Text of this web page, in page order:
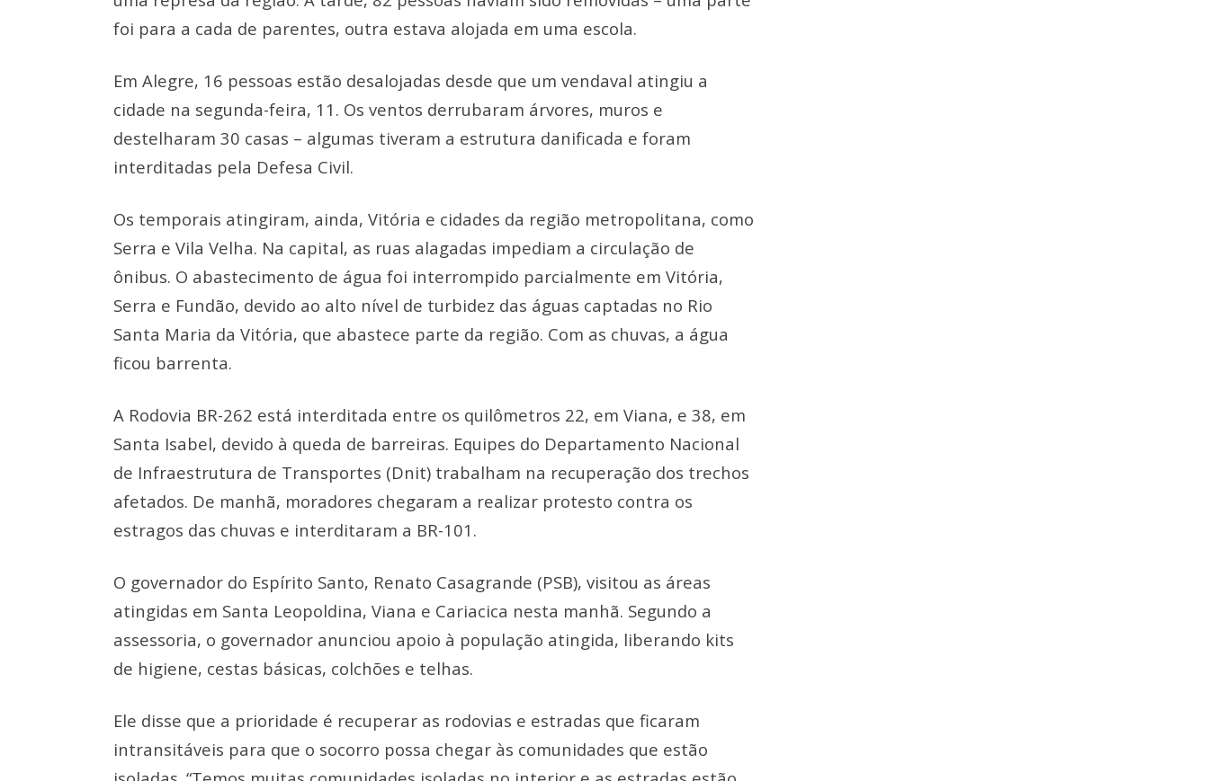
foi para a cada de parentes, outra estava alojada em uma escola.
Em Alegre, 16 pessoas estão desalojadas desde que um vendaval atingiu a
cidade na segunda-feira, 11. Os ventos derrubaram árvores, muros e
destelharam 30 casas – algumas tiveram a estrutura danificada e foram
interditadas pela Defesa Civil.
Os temporais atingiram, ainda, Vitória e cidades da região metropolitana, como
Serra e Vila Velha. Na capital, as ruas alagadas impediam a circulação de
ônibus. O abastecimento de água foi interrompido parcialmente em Vitória,
Serra e Fundão, devido ao alto nível de turbidez das águas captadas no Rio
Santa Maria da Vitória, que abastece parte da região. Com as chuvas, a água
ficou barrenta.
A Rodovia BR-262 está interditada entre os quilômetros 22, em Viana, e 38, em
Santa Isabel, devido à queda de barreiras. Equipes do Departamento Nacional
de Infraestrutura de Transportes (Dnit) trabalham na recuperação dos trechos
afetados. De manhã, moradores chegaram a realizar protesto contra os
estragos das chuvas e interditaram a BR-101.
O governador do Espírito Santo, Renato Casagrande (PSB), visitou as áreas
atingidas em Santa Leopoldina, Viana e Cariacica nesta manhã. Segundo a
assessoria, o governador anunciou apoio à população atingida, liberando kits
de higiene, cestas básicas, colchões e telhas.
Ele disse que a prioridade é recuperar as rodovias e estradas que ficaram
intransitáveis para que o socorro possa chegar às comunidades que estão